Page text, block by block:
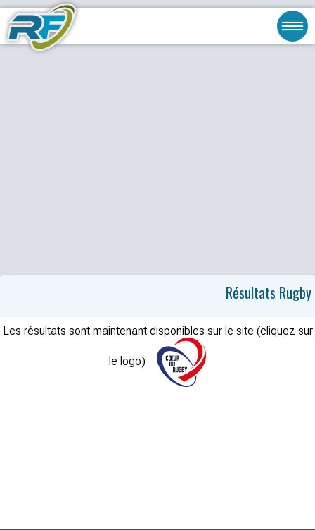
Résultats Rugby
Les résultats sont maintenant disponibles sur le site (cliquez sur
le logo)